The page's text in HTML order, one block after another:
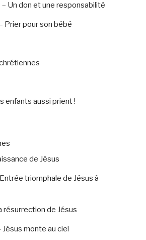
Un don et une responsabilité
Prier pour son bébé
enfants aussi prient !
de Jésus
triomphale de Jésus à
résurrection de Jésus
Jésus monte au ciel